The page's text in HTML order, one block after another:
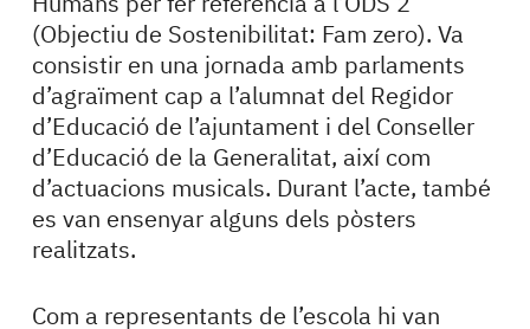
(Objectiu de Sostenibilitat: Fam zero). Va
consistir en una jornada amb parlaments
d’agraïment cap a l’alumnat del Regidor
d’Educació de l’ajuntament i del Conseller
d’Educació de la Generalitat, així com
d’actuacions musicals. Durant l’acte, també
es van ensenyar alguns dels pòsters
realitzats.
Com a representants de l’escola hi van